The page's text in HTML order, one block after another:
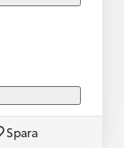
Spara